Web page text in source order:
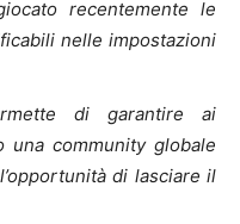
recentemente le
nelle impostazioni
di garantire ai
una community globale
di lasciare il